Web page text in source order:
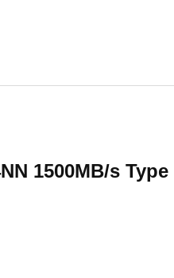
1500MB/s Type